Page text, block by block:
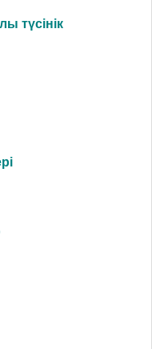
түсінік